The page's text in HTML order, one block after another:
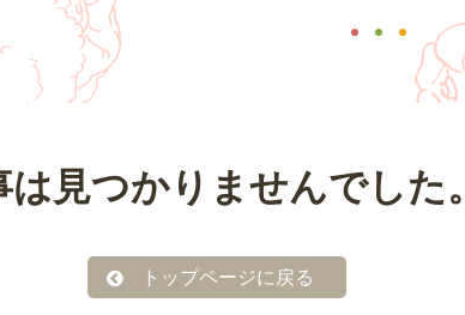
見つかりませんでした。
トップページに戻る